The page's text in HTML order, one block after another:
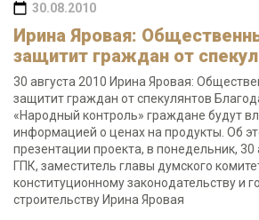
30.08.2010
Ирина Яровая:
защитит граждан от
30 августа 2010 Ирина Яровая:
защитит граждан от спекулянтов
«Народный контроль» граждане будут
информацией о ценах на продукты. Об
презентации проекта, в понедельник, 30
ГПК, заместитель главы думского
конституционному законодательству и
строительству Ирина Яровая